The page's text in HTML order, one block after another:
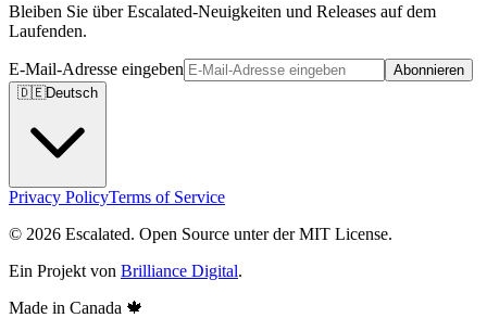
Bleiben Sie über Escalated-Neuigkeiten und Releases auf dem
Laufenden.
E-Mail-Adresse eingeben
Abonnieren
🇩🇪Deutsch
Privacy PolicyTerms of Service
© 2026 Escalated. Open Source unter der MIT License.
Ein Projekt von Brilliance Digital.
Made in Canada 🍁